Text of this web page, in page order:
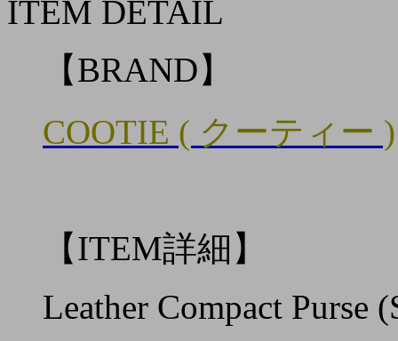
ITEM DETAIL
【BRAND】
COOTIE ( クーティー )
【ITEM詳細】
Leather Compact Purse